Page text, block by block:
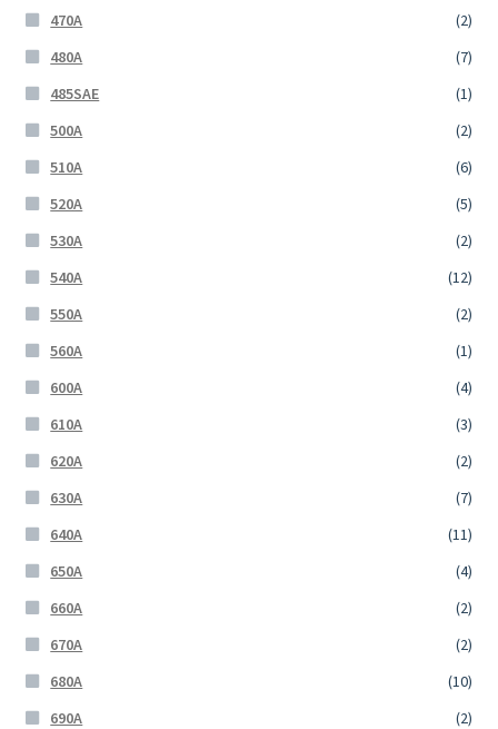
470A
(2)
480A
(7)
485SAE
(1)
500A
(2)
510A
(6)
520A
(5)
530A
(2)
540A
(12)
550A
(2)
560A
(1)
600A
(4)
610A
(3)
620A
(2)
630A
(7)
640A
(11)
650A
(4)
660A
(2)
670A
(2)
680A
(10)
690A
(2)